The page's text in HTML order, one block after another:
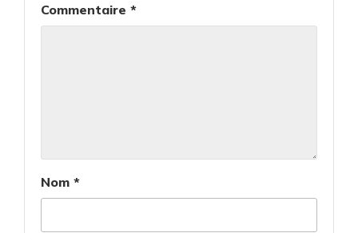
Commentaire *
Nom *